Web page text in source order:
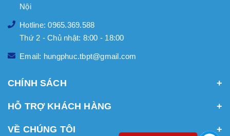
Nội
Hotline: 0965.369.588
Thứ 2 - Chủ nhật: 8:00 - 18:00
Email: hungphuc.tbpt@gmail.com
CHÍNH SÁCH
HỖ TRỢ KHÁCH HÀNG
VỀ CHÚNG TÔI